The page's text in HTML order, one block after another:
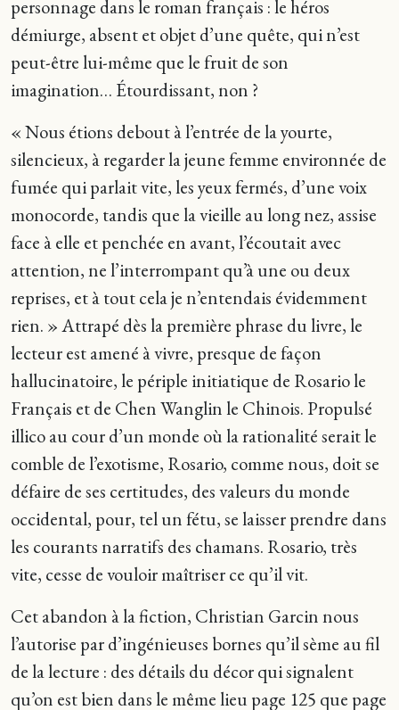
personnage dans le roman français : le héros
démiurge, absent et objet d’une quête, qui n’est
peut-être lui-même que le fruit de son
imagination… Étourdissant, non ?
« Nous étions debout à l’entrée de la yourte,
silencieux, à regarder la jeune femme environnée de
fumée qui parlait vite, les yeux fermés, d’une voix
monocorde, tandis que la vieille au long nez, assise
face à elle et penchée en avant, l’écoutait avec
attention, ne l’interrompant qu’à une ou deux
reprises, et à tout cela je n’entendais évidemment
rien. » Attrapé dès la première phrase du livre, le
lecteur est amené à vivre, presque de façon
hallucinatoire, le périple initiatique de Rosario le
Français et de Chen Wanglin le Chinois. Propulsé
illico au cour d’un monde où la rationalité serait le
comble de l’exotisme, Rosario, comme nous, doit se
défaire de ses certitudes, des valeurs du monde
occidental, pour, tel un fétu, se laisser prendre dans
les courants narratifs des chamans. Rosario, très
vite, cesse de vouloir maîtriser ce qu’il vit.
Cet abandon à la fiction, Christian Garcin nous
l’autorise par d’ingénieuses bornes qu’il sème au fil
de la lecture : des détails du décor qui signalent
qu’on est bien dans le même lieu page 125 que page